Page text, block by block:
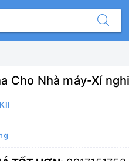
Cho Nhà máy-Xí